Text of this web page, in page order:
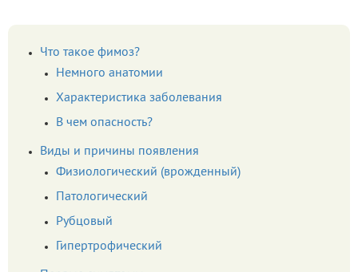
Что такое фимоз?
Немного анатомии
Характеристика заболевания
В чем опасность?
Виды и причины появления
Физиологический (врожденный)
Патологический
Рубцовый
Гипертрофический